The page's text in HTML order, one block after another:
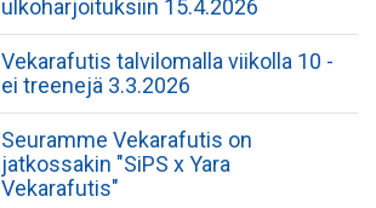
ulkoharjoituksiin 15.4.2026
Vekarafutis talvilomalla viikolla 10 -
ei treenejä 3.3.2026
Seuramme Vekarafutis on
jatkossakin "SiPS x Yara
Vekarafutis"